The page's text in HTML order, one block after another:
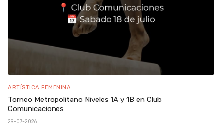
ARTÍSTICA FEMENINA
Torneo Metropolitano Niveles 1A y 1B en Club
Comunicaciones
29-07-2026